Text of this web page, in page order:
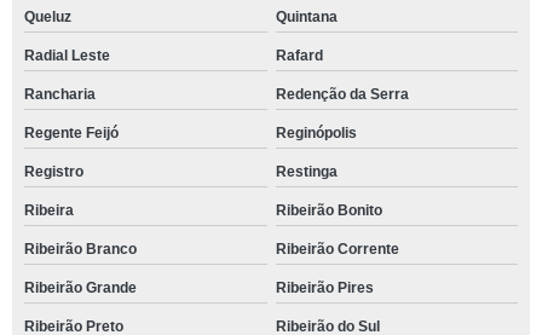
Queluz Quintana
Radial Leste Rafard
Rancharia Redenção da Serra
Regente Feijó Reginópolis
Registro Restinga
Ribeira Ribeirão Bonito
Ribeirão Branco Ribeirão Corrente
Ribeirão Grande Ribeirão Pires
Ribeirão Preto Ribeirão do Sul